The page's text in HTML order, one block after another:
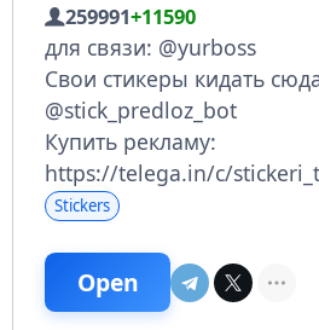
259991+11590
для связи: @yurboss
Свои стикеры кидать
@stick_predloz_bot
Купить рекламу:
https://telega.in/c/
Stickers
Open